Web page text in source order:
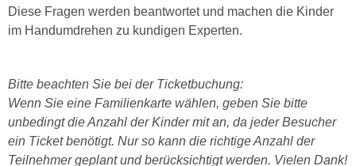
Diese Fragen werden beantwortet und machen die Kinder
im Handumdrehen zu kundigen Experten.
Bitte beachten Sie bei der Ticketbuchung:
Wenn Sie eine Familienkarte wählen, geben Sie bitte
unbedingt die Anzahl der Kinder mit an, da jeder Besucher
ein Ticket benötigt. Nur so kann die richtige Anzahl der
Teilnehmer geplant und berücksichtigt werden. Vielen Dank!